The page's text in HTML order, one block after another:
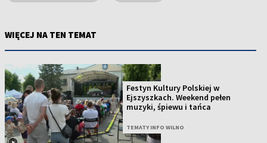
WIĘCEJ NA TEN TEMAT
Festyn Kultury Polskiej w
Ejszyszkach. Weekend pełen
muzyki, śpiewu i tańca
TEMATY INFO WILNO